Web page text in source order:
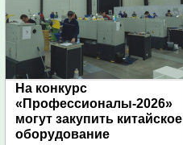
На конкурс
«Профессионалы-2026»
могут закупить китайское
оборудование